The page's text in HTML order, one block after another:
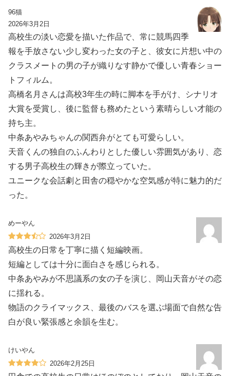
96猫
2026年3月2日
高校生の淡い恋愛を描いた作品で、常に競馬四季
報を手放さない少し変わった女の子と、彼女に片想い中の
クラスメートの男の子が織りなす静かで優しい青春ショー
トフィルム。
高橋名月さんは高校3年生の時に脚本を手がけ、シナリオ
大賞を受賞し、後に監督も務めたという素晴らしい才能の
持ち主。
中条あやみちゃんの関西弁がとても可愛らしい。
天音くんの独自のふんわりとした優しい雰囲気があり、恋
する男子高校生の輝きが際立っていた。
ユニークな会話劇と田舎の穏やかな空気感が特に魅力的だ
った。
めーやん
2026年3月2日
高校生の日常を丁寧に描く短編映画。
短編としては十分に面白さを感じられる。
中条あやみが不思議系の女の子を演じ、岡山天音がその恋
に揺れる。
物語のクライマックス、最後のバスを選ぶ場面で自然な告
白が良い緊張感と余韻を生む。
けいやん
2026年2月25日